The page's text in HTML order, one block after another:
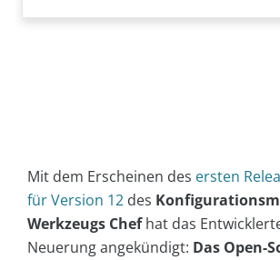
Mit dem Erscheinen des ersten
für Version 12 des
Werkzeugs Chefhat das
Neuerung angekündigt: Das Open-